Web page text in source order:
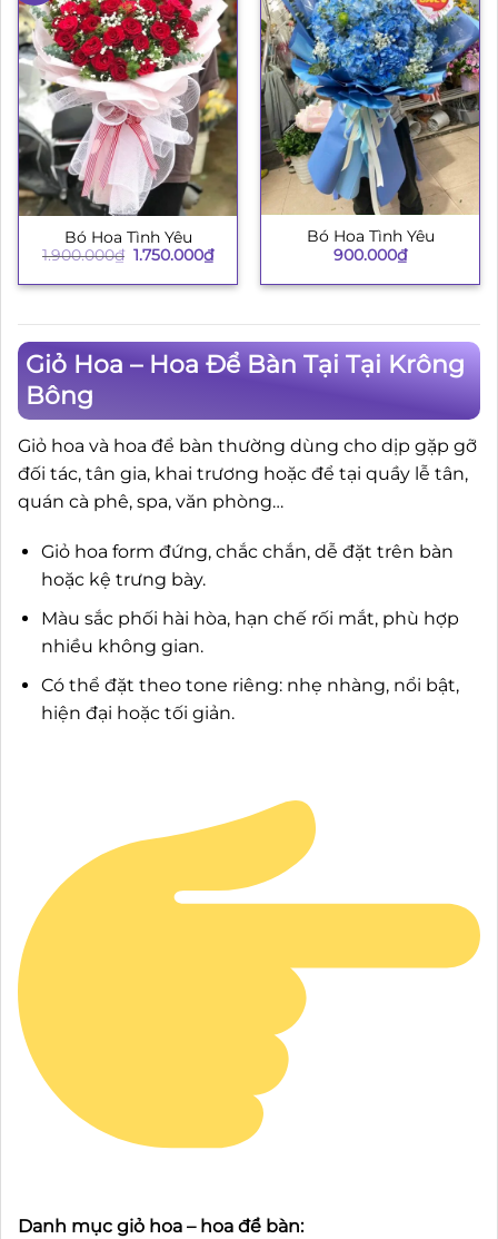
Bó Hoa Tình Yêu
1.900.000₫ Giá
là:
1.750.000₫Giá
hiện
tại
Bó Hoa Tình Yêu
900.000₫
Giỏ Hoa – Hoa Để Bàn Tại Tại Krông
Bông
Giỏ hoa và hoa để bàn thường dùng cho dịp gặp gỡ
đối tác, tân gia, khai trương hoặc để tại quầy lễ tân,
quán cà phê, spa, văn phòng…
Giỏ hoa form đứng, chắc chắn, dễ đặt trên bàn
hoặc kệ trưng bày.
Màu sắc phối hài hòa, hạn chế rối mắt, phù hợp
nhiều không gian.
Có thể đặt theo tone riêng: nhẹ nhàng, nổi bật,
hiện đại hoặc tối giản.
Danh mục giỏ hoa – hoa để bàn: